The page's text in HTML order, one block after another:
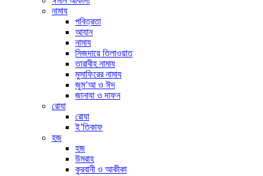
নামায
পবিত্রতা
আযান
নামায
সিজদায়ে তিলাওয়াত
তারাবীহ নামায
মুসাফিরের নামায
জুম’আ ও ঈদ
জানাযা ও দাফন
রোযা
রোযা
ই’তিকাফ
হজ
হজ
উমরাহ
কুরবানী ও আকীকা